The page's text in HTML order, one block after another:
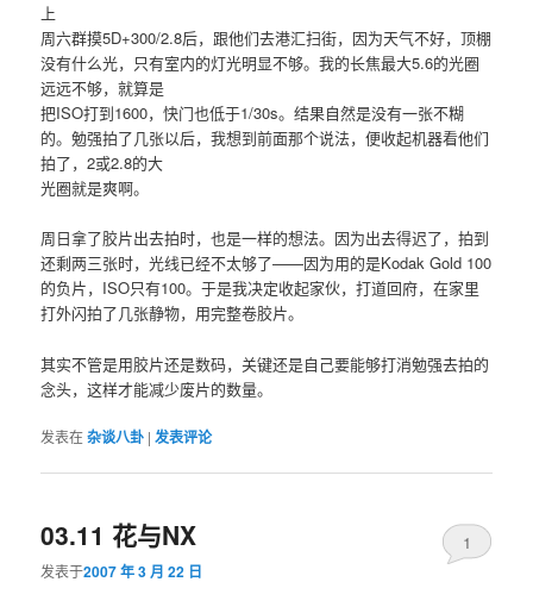
上
周六群摸5D+300/2.8后，跟他们去港汇扫街，因为天气不好，顶棚
没有什么光，只有室内的灯光明显不够。我的长焦最大5.6的光圈
远远不够，就算是
把ISO打到1600，快门也低于1/30s。结果自然是没有一张不糊
的。勉强拍了几张以后，我想到前面那个说法，便收起机器看他们
拍了，2或2.8的大
光圈就是爽啊。
周日拿了胶片出去拍时，也是一样的想法。因为出去得迟了，拍到
还剩两三张时，光线已经不太够了——因为用的是Kodak Gold 100
的负片，ISO只有100。于是我决定收起家伙，打道回府，在家里
打外闪拍了几张静物，用完整卷胶片。
其实不管是用胶片还是数码，关键还是自己要能够打消勉强去拍的
念头，这样才能减少废片的数量。
发表在杂谈八卦 |发表评论
03.11 花与NX
发表于2007 年 3 月 22 日
1